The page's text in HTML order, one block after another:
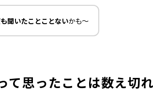
聞いたことことないかも〜
て思ったことは数え切